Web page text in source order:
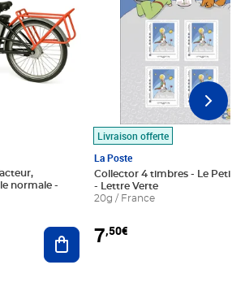
Ajouter au panier
Livraison offerte
La Poste
Collector 4 timbres - Le Petit
- Lettre Verte
20g / France
7,50€